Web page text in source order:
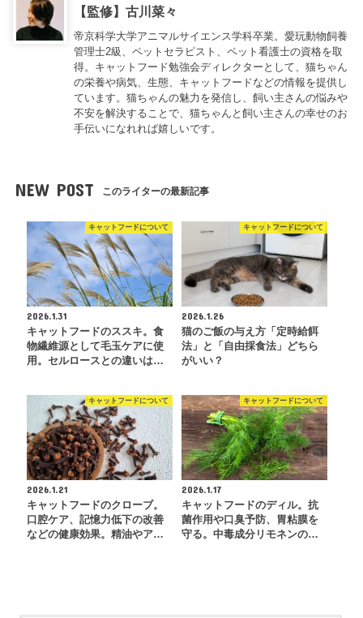
【監修】古川菜々
帝京科学大学アニマルサイエンス学科卒業。愛玩動物飼養
管理士2級、ペットセラピスト、ペット看護士の資格を取
得。キャットフード勉強会ディレクターとして、猫ちゃん
の栄養や病気、生態、キャットフードなどの情報を提供し
ています。猫ちゃんの魅力を発信し、飼い主さんの悩みや
不安を解決することで、猫ちゃんと飼い主さんの幸せのお
手伝いになれれば嬉しいです。
NEW POST このライターの最新記事
キャットフードについて
2026.1.31
キャットフードのススキ。食
物繊維源として毛玉ケアに使
用。セルロースとの違いは…
キャットフードについて
2026.1.26
猫のご飯の与え方「定時給餌
法」と「自由採食法」どちら
がいい？
キャットフードについて
2026.1.21
キャットフードのクローブ。
口腔ケア、記憶力低下の改善
などの健康効果。精油やア…
キャットフードについて
2026.1.17
キャットフードのディル。抗
菌作用や口臭予防、胃粘膜を
守る。中毒成分リモネンの…